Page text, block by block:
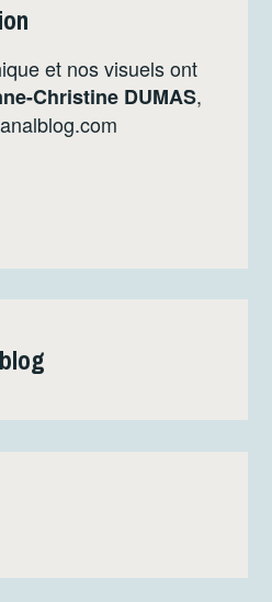
et nos visuels ont
Christine DUMAS,